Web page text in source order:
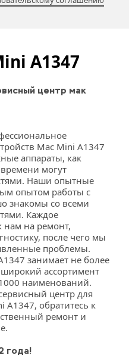
A1347
центр мак
Mac Mini A1347
аппараты, как
могут
Наши опытные
опытом работы с
знакомы со всеми
Каждое
нам на ремонт,
после чего мы
проблемы.
занимает не более
ассортимент
наименований.
центр для
A1347, обратитесь к
ремонт и
года!